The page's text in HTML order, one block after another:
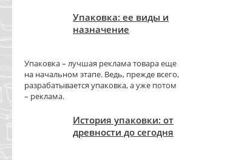
Упаковка: ее виды и
назначение
Упаковка – лучшая реклама товара еще
на начальном этапе. Ведь, прежде всего,
разрабатывается упаковка, а уже потом
– реклама.
История упаковки: от
древности до сегодня